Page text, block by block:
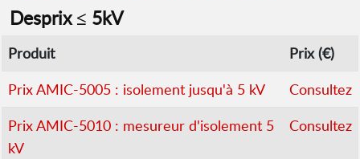
Desprix ≤ 5kV
Produit
Prix (€)
Prix AMIC-5005 : isolement jusqu'à 5 kV
Consultez
Prix AMIC-5010 : mesureur d'isolement 5
kV
Consultez